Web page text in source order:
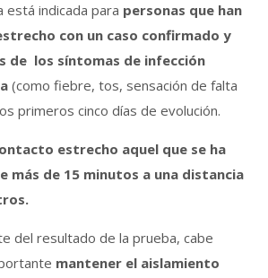
indicada para personas que han
con un caso confirmado y
de los síntomas de infección
(como fiebre, tos, sensación de falta
primeros cinco días de evolución.
estrecho aquel que se ha
más de 15 minutos a una distancia
del resultado de la prueba, cabe
mantener el aislamiento